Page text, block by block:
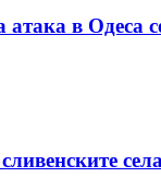
в Одеса